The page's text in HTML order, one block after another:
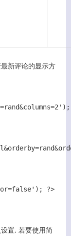
新评论的显示方
?>
置. 若要使用简